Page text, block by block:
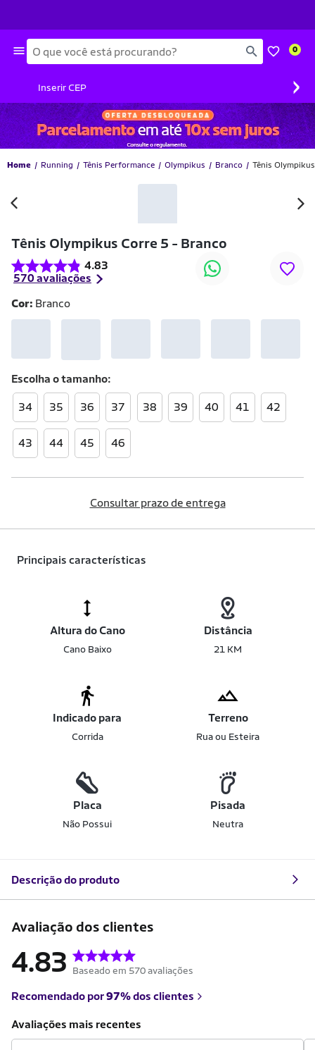
Busca 0
Inserir CEP ›
Home Running Tênis Performance Olympikus Branco Tênis
Tênis Olympikus Corre 5 - Branco
4.83
570 avaliações
Cor: Branco
Escolha otamanho
34 35 36 37 38 39 40 41 42
43 44 45 46
Consultar prazo de entrega
Principais características
Altura do Cano
Cano Baixo
Distância
21 KM
Indicado para
Corrida
Terreno
Rua ou Esteira
Placa
Não Possui
Pisada
Neutra
Descrição do produto
Avaliação dos clientes
4.83 Baseado em 570 avaliações
Recomendado por97%dos clientes
Avaliações mais recentes